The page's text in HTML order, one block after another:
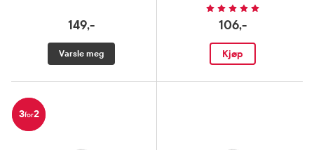
149,-
Varsle meg
106,-
Kjøp
3for2